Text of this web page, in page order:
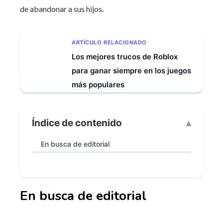
de abandonar a sus hijos.
ARTÍCULO RELACIONADO
Los mejores trucos de Roblox
para ganar siempre en los juegos
más populares
Índice de contenido
En busca de editorial
En busca de editorial